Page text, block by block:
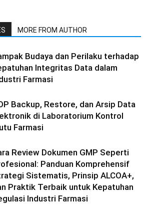
MORE FROM AUTHOR
Budaya dan Perilaku terhadap
Integritas Data dalam
Farmasi
Backup, Restore, dan Arsip Data
di Laboratorium Kontrol
Farmasi
Review Dokumen GMP Seperti
Panduan Komprehensif
Sistematis, Prinsip ALCOA+,
Praktik Terbaik untuk Kepatuhan
Industri Farmasi